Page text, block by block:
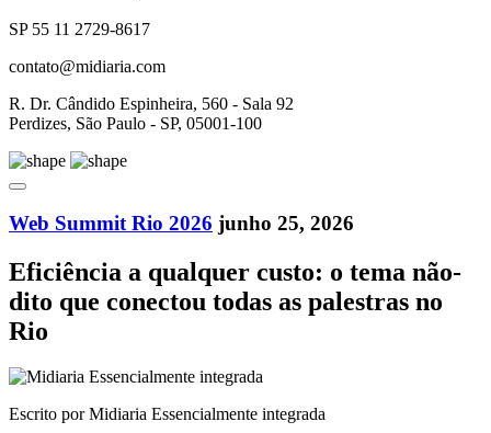
SP 55 11 2729-8617
contato@midiaria.com
R. Dr. Cândido Espinheira, 560 - Sala 92
Perdizes, São Paulo - SP, 05001-100
Web Summit Rio 2026 junho 25, 2026
Eficiência a qualquer custo: o tema não-
dito que conectou todas as palestras no
Rio
Escrito por Midiaria Essencialmente integrada